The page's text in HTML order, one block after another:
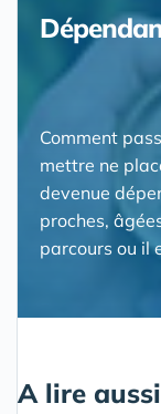
Comment
mettre ne
devenue
proches,
parcours ou il
A lire aussi